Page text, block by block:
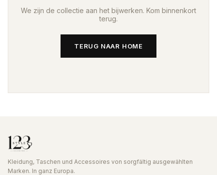
We zijn de collectie aan het bijwerken. Kom binnenkort
terug.
TERUG NAAR HOME
Kleidung, Taschen und Accessoires von sorgfältig ausgewählten
Marken. In ganz Europa.